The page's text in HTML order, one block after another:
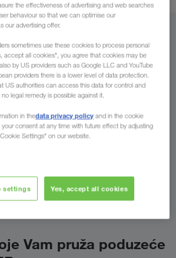
Vam pruža poduzeće
the effectiveness of advertising and web searches
behaviour so that we can optimise our
our advertising offer.
sometimes use these cookies to process personal
accept all cookies", you agree that cookies may be
by US providers such as Google LLC and YouTube
providers there is a lower level of data protection.
US authorities can access this data for control and
legal remedy is possible against it.
in thedata privacy policy and in the cookie
consent at any time with future effect by adjusting
Settings" on our website.
settings Yes, accept all cookies